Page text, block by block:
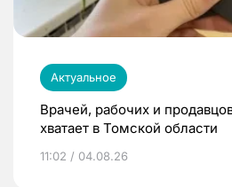
Актуальное
Врачей, рабочих и
хватает в Томской области
11:02 / 04.08.26